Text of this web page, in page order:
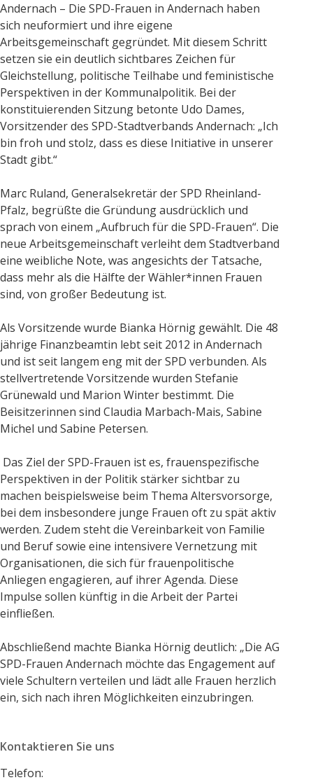
Andernach – Die SPD-Frauen in Andernach haben
sich neuformiert und ihre eigene
Arbeitsgemeinschaft gegründet. Mit diesem Schritt
setzen sie ein deutlich sichtbares Zeichen für
Gleichstellung, politische Teilhabe und feministische
Perspektiven in der Kommunalpolitik. Bei der
konstituierenden Sitzung betonte Udo Dames,
Vorsitzender des SPD-Stadtverbands Andernach: „Ich
bin froh und stolz, dass es diese Initiative in unserer
Stadt gibt.“
Marc Ruland, Generalsekretär der SPD Rheinland-
Pfalz, begrüßte die Gründung ausdrücklich und
sprach von einem „Aufbruch für die SPD-Frauen“. Die
neue Arbeitsgemeinschaft verleiht dem Stadtverband
eine weibliche Note, was angesichts der Tatsache,
dass mehr als die Hälfte der Wähler*innen Frauen
sind, von großer Bedeutung ist.
Als Vorsitzende wurde Bianka Hörnig gewählt. Die 48
jährige Finanzbeamtin lebt seit 2012 in Andernach
und ist seit langem eng mit der SPD verbunden. Als
stellvertretende Vorsitzende wurden Stefanie
Grünewald und Marion Winter bestimmt. Die
Beisitzerinnen sind Claudia Marbach-Mais, Sabine
Michel und Sabine Petersen.
Das Ziel der SPD-Frauen ist es, frauenspezifische
Perspektiven in der Politik stärker sichtbar zu
machen beispielsweise beim Thema Altersvorsorge,
bei dem insbesondere junge Frauen oft zu spät aktiv
werden. Zudem steht die Vereinbarkeit von Familie
und Beruf sowie eine intensivere Vernetzung mit
Organisationen, die sich für frauenpolitische
Anliegen engagieren, auf ihrer Agenda. Diese
Impulse sollen künftig in die Arbeit der Partei
einfließen.
Abschließend machte Bianka Hörnig deutlich: „Die AG
SPD-Frauen Andernach möchte das Engagement auf
viele Schultern verteilen und lädt alle Frauen herzlich
ein, sich nach ihren Möglichkeiten einzubringen.
Kontaktieren Sie uns
Telefon: